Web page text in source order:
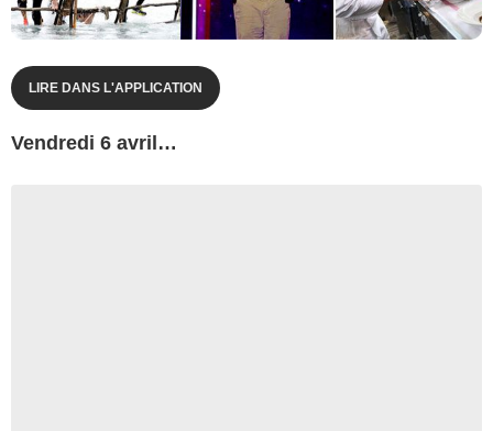
LIRE DANS L'APPLICATION
Vendredi 6 avril…